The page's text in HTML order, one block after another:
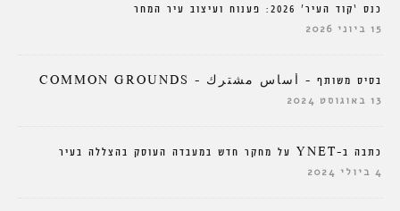
כנס ‘קוד העיר’ 2026: פענוח ועיצוב עיר המחר
15 ביוני 2026
בסיס משותף – أساس مشترك – COMMON GROUNDS
13 באוגוסט 2024
כתבה ב-YNET על מחקר חדש במעבדה העוסק בהצללה בעיר
4 ביולי 2024